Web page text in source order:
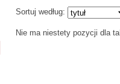
Sortuj według:
Nie ma niestety pozycji dla